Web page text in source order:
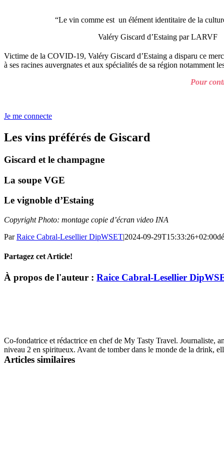
“Le vin comme est un élément identitaire de la
Valéry Giscard d’Estaing par LARVF
Victime de la COVID-19, Valéry Giscard d’Estaing a disparu ce
à ses racines auvergnates et aux spécialités de sa région notamment
Pour
Je me connecte
Les vins préférés de Giscard
Giscard et le champagne
La soupe VGE
Le vignoble d’Estaing
Copyright Photo: montage copie d’écran video INA
ParRaice Cabral-Lesellier DipWSET|2024-09-29T15:33:26+02:00
Partagez cet Article!
Facebook
X
LinkedIn
WhatsApp
Email
À propos de l'auteur : Raice Cabral-Lesellier
Co-fondatrice et rédactrice en chef de My Tasty Travel. Journaliste,
niveau 2 en spiritueux. Avant de tomber dans le monde de la drink,
Articles similaires